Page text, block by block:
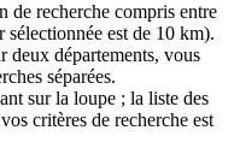
de recherche compris entre
est de 10 km).
deux départements, vous
séparées.
sur la loupe ; la liste des
critères de recherche est